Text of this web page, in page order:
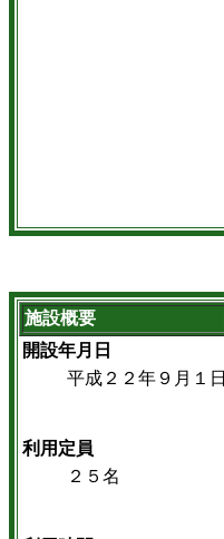
施設概要
開設年月日
平成２２年９月１日
利用定員
２５名